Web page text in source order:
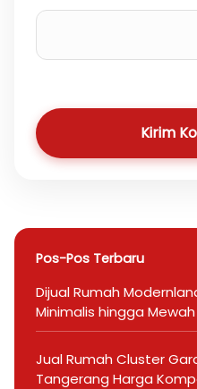
Kirim
Pos-Pos Terbaru
Dijual Rumah
Minimalis hingga Mewah
Jual Rumah Cluster
Tangerang Harga